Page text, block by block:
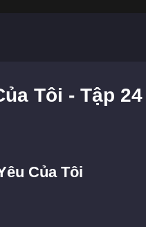
Tôi - Tập 24
Của Tôi